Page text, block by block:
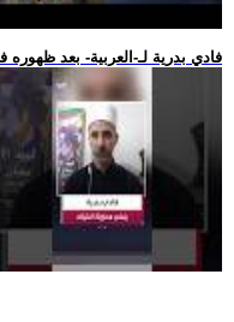
.. فادي بدرية لـ-العربية- بعد